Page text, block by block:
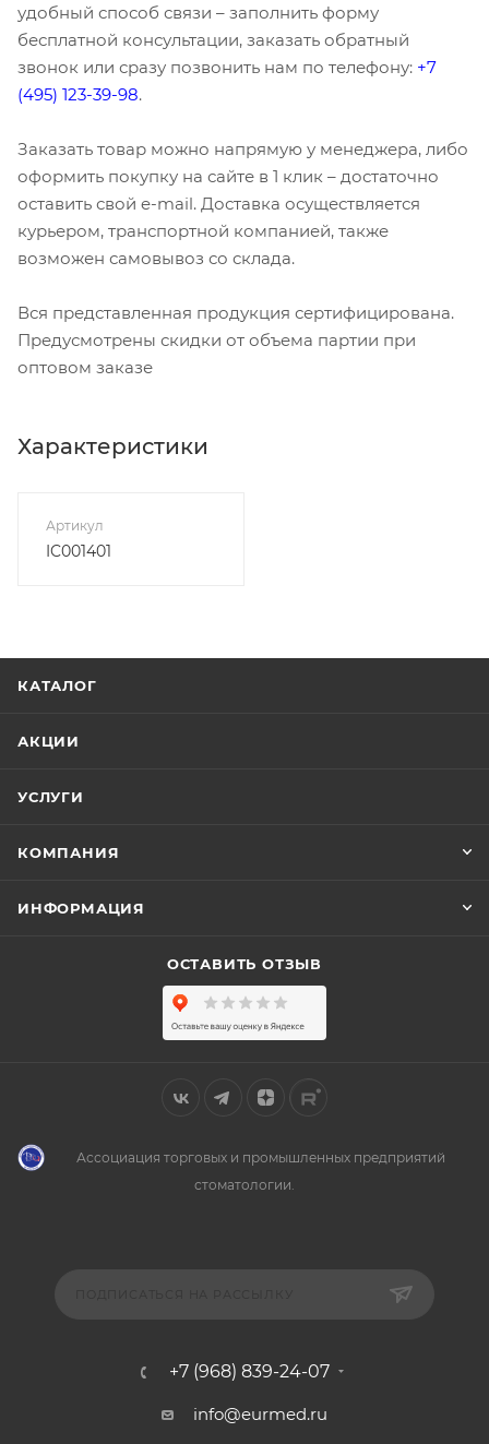
удобный способ связи – заполнить форму
бесплатной консультации, заказать обратный
звонок или сразу позвонить нам по телефону: +7
(495) 123-39-98.
Заказать товар можно напрямую у менеджера, либо
оформить покупку на сайте в 1 клик – достаточно
оставить свой e-mail. Доставка осуществляется
курьером, транспортной компанией, также
возможен самовывоз со склада.
Вся представленная продукция сертифицирована.
Предусмотрены скидки от объема партии при
оптовом заказе
Характеристики
Артикул
IC001401
КАТАЛОГ
АКЦИИ
УСЛУГИ
КОМПАНИЯ
ИНФОРМАЦИЯ
ОСТАВИТЬ ОТЗЫВ
Ассоциация торговых и промышленных предприятий
стоматологии.
+7 (968) 839-24-07
info@eurmed.ru